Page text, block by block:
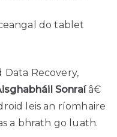
do tablet
Data Recovery,
Sonraíâ€
leis an ríomhaire
a bhrath go luath.